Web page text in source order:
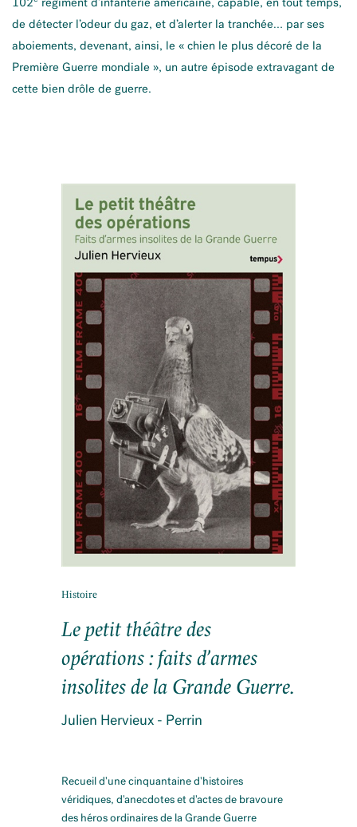
de détecter l’odeur du gaz, et d’alerter la tranchée… par ses
aboiements, devenant, ainsi, le « chien le plus décoré de la
Première Guerre mondiale », un autre épisode extravagant de
cette bien drôle de guerre.
Histoire
Le petit théâtre des
opérations : faits d’armes
insolites de la Grande Guerre.
Julien Hervieux - Perrin
Recueil d'une cinquantaine d'histoires
véridiques, d'anecdotes et d'actes de bravoure
des héros ordinaires de la Grande Guerre